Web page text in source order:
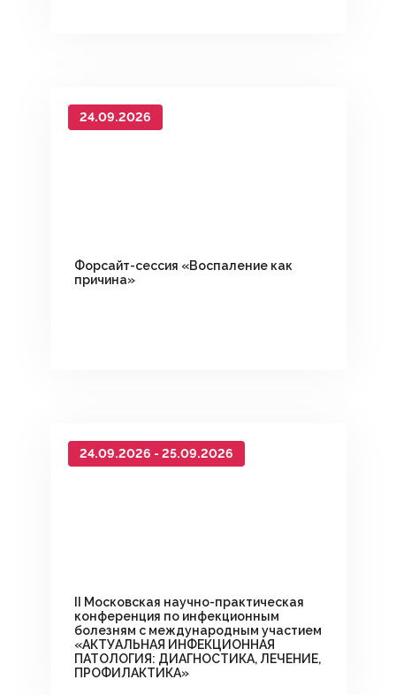
24.09.2026
Форсайт-сессия «Воспаление как
причина»
24.09.2026 - 25.09.2026
II Московская научно-практическая
конференция по инфекционным
болезням с международным участием
«АКТУАЛЬНАЯ ИНФЕКЦИОННАЯ
ПАТОЛОГИЯ: ДИАГНОСТИКА, ЛЕЧЕНИЕ,
ПРОФИЛАКТИКА»